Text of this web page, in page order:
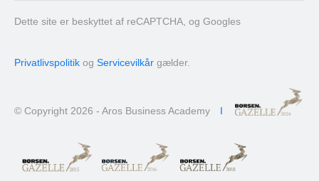
Dette site er beskyttet af reCAPTCHA, og Googles
Privatlivspolitik og Servicevilkår gælder.
© Copyright 2026 - Aros Business Academy I